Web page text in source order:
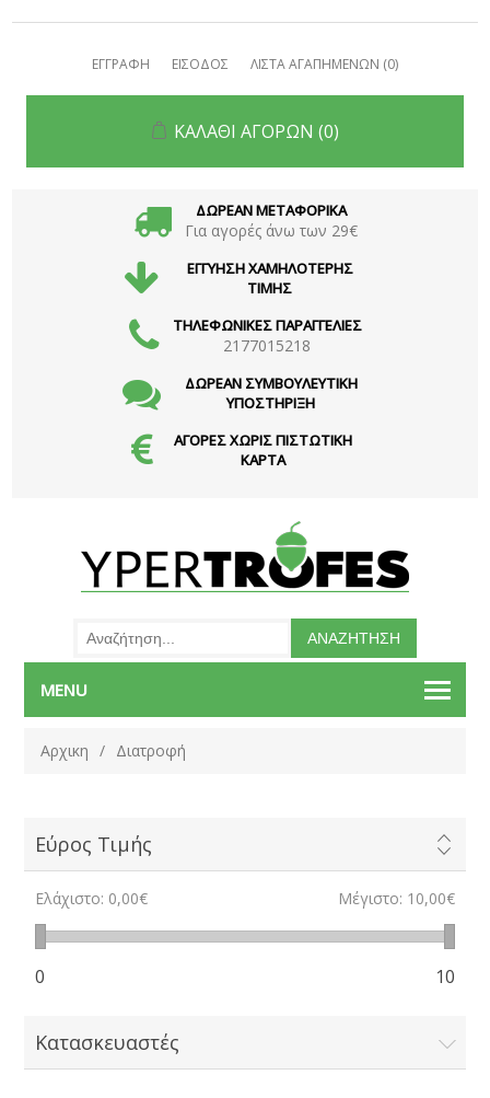
ΕΓΓΡΑΦΗ ΕΙΣΟΔΟΣ ΛΙΣΤΑ ΑΓΑΠΗΜΕΝΩΝ (0)
ΚΑΛΑΘΙ ΑΓΟΡΩΝ (0)
ΔΩΡΕΑΝ ΜΕΤΑΦΟΡΙΚΑ
Για αγορές άνω των 29€
ΕΓΓΥΗΣΗ ΧΑΜΗΛΟΤΕΡΗΣ
ΤΙΜΗΣ
ΤΗΛΕΦΩΝΙΚΕΣ ΠΑΡΑΓΓΕΛΙΕΣ
2177015218
ΔΩΡΕΑΝ ΣΥΜΒΟΥΛΕΥΤΙΚΗ
ΥΠΟΣΤΗΡΙΞΗ
ΑΓΟΡΕΣ ΧΩΡΙΣ ΠΙΣΤΩΤΙΚΗ
ΚΑΡΤΑ
MENU
Αρχικη / Διατροφή
Εύρος Τιμής
Ελάχιστο: 0,00€ Μέγιστο: 10,00€
0 10
Κατασκευαστές